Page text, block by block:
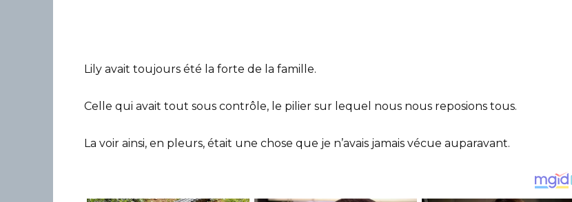
Lily avait toujours été la forte de la famille.
Celle qui avait tout sous contrôle, le pilier sur lequel nous nous reposions tous.
La voir ainsi, en pleurs, était une chose que je n’avais jamais vécue auparavant.